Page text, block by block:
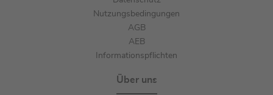
Nutzungsbedingungen
AGB
AEB
Informationspflichten
Über uns